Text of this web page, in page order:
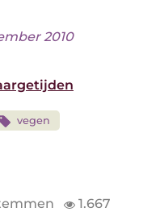
2010
vegen
1.667